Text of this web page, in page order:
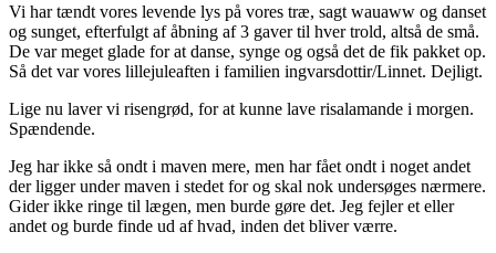
Vi har tændt vores levende lys på vores træ, sagt wauaww og danset
og sunget, efterfulgt af åbning af 3 gaver til hver trold, altså de små.
De var meget glade for at danse, synge og også det de fik pakket op.
Så det var vores lillejuleaften i familien ingvarsdottir/Linnet. Dejligt.
Lige nu laver vi risengrød, for at kunne lave risalamande i morgen.
Spændende.
Jeg har ikke så ondt i maven mere, men har fået ondt i noget andet
der ligger under maven i stedet for og skal nok undersøges nærmere.
Gider ikke ringe til lægen, men burde gøre det. Jeg fejler et eller
andet og burde finde ud af hvad, inden det bliver værre.